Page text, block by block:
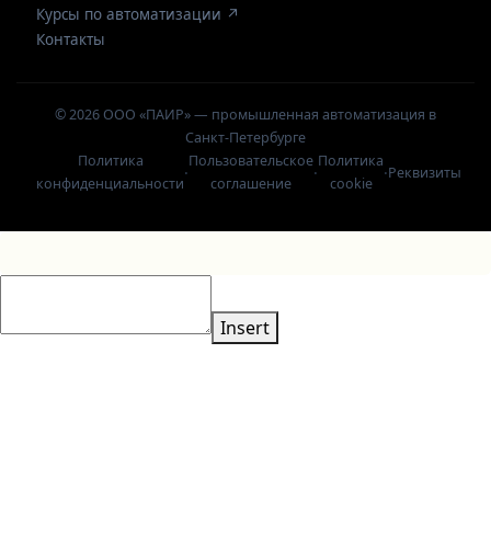
Курсы по автоматизации ↗
Контакты
© 2026 ООО «ПАИР» — промышленная автоматизация в
Санкт-Петербурге
Политика
конфиденциальности
·
Пользовательское
соглашение
·
Политика
cookie
·Реквизиты
Insert